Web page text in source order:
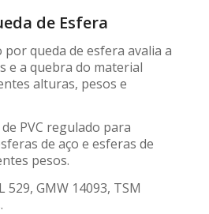
de Esfera
por queda de esfera avalia a
e a quebra do material
alturas, pesos e
PVC regulado para
de aço e esferas de
pesos.
529, GMW 14093, TSM